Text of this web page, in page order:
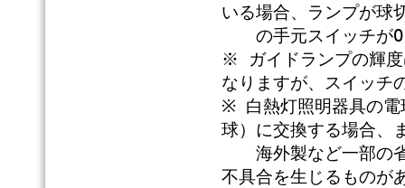
いる場合、ランプが球
の手元スイッチが
※ ガイドランプの輝度
なりますが、スイッチ
※ 白熱灯照明器具の電
球）に交換する場合、
海外製など一部の省
不具合を生じるものが